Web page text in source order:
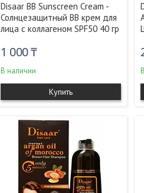
Disaar BB Sunscreen Cream -
Солнцезащитный ВВ крем для
лица с коллагеном SPF50 40 гр
1 000 ₸
В наличии
Купить